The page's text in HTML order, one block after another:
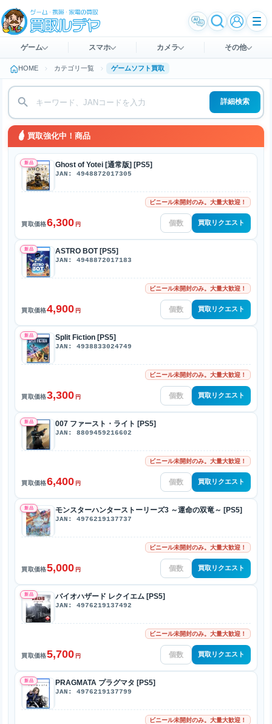
ゲーム スマホ カメラ その他
HOME カテゴリ一覧 ゲームソフト買取
詳細検索
買取強化中！商品
新品 Ghost of Yotei [通常版] [PS5]
JAN: 4948872017305
ビニール未開封のみ。大量大歓迎！
買取価格6,300 円 買取リクエスト
新品 ASTRO BOT [PS5]
JAN: 4948872017183
ビニール未開封のみ。大量大歓迎！
買取価格4,900 円 買取リクエスト
新品 Split Fiction [PS5]
JAN: 4938833024749
ビニール未開封のみ。大量大歓迎！
買取価格3,300 円 買取リクエスト
新品 007 ファースト・ライト [PS5]
JAN: 8809459216602
ビニール未開封のみ。大量大歓迎！
買取価格6,400 円 買取リクエスト
新品 モンスターハンターストーリーズ3 ～運命の双竜～ [PS5]
JAN: 4976219137737
ビニール未開封のみ。大量大歓迎！
買取価格5,000 円 買取リクエスト
新品 バイオハザード レクイエム [PS5]
JAN: 4976219137492
ビニール未開封のみ。大量大歓迎！
買取価格5,700 円 買取リクエスト
新品 PRAGMATA プラグマタ [PS5]
JAN: 4976219137799
ビニール未開封のみ。大量大歓迎！